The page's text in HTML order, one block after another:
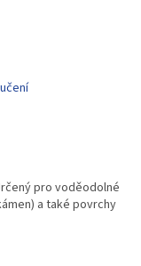
pro voděodolné
a také povrchy